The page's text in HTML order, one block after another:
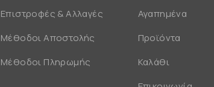
Επιστροφές & Αλλαγές
Μέθοδοι Αποστολής
Μέθοδοι Πληρωμής
Αγαπημένα
Προϊόντα
Καλάθι